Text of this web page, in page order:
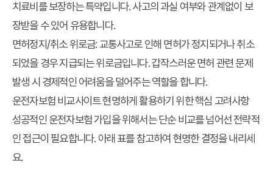
치료비를 보장하는 특약입니다. 사고의 과실 여부와 관계없이 보
장받을 수 있어 유용합니다.
면허정지/취소 위로금: 교통사고로 인해 면허가 정지되거나 취소
되었을 경우 지급되는 위로금입니다. 갑작스러운 면허 관련 문제
발생 시 경제적인 어려움을 덜어주는 역할을 합니다.
운전자보험 비교사이트 현명하게 활용하기 위한 핵심 고려사항
성공적인 운전자보험 가입을 위해서는 단순 비교를 넘어선 전략적
인 접근이 필요합니다. 아래 표를 참고하여 현명한 결정을 내리세
요.